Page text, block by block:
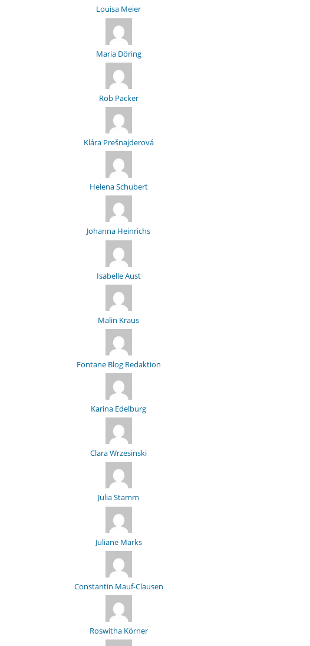
Louisa Meier
Maria Döring
Rob Packer
Klára Prešnajderová
Helena Schubert
Johanna Heinrichs
Isabelle Aust
Malin Kraus
Fontane Blog Redaktion
Karina Edelburg
Clara Wrzesinski
Julia Stamm
Juliane Marks
Constantin Mauf-Clausen
Roswitha Körner